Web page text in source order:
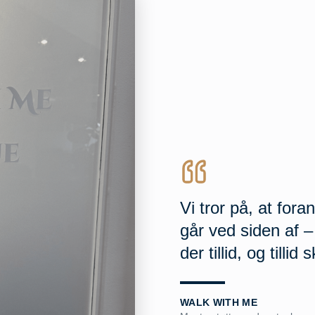
Vi tror på, at
går ved siden af
der tillid, og tillid
WALK WITH ME